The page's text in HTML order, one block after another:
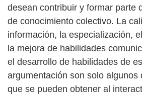
desean contribuir y formar parte
de conocimiento colectivo. La
información, la especialización,
la mejora de habilidades
el desarrollo de habilidades de
argumentación son solo algunos
que se pueden obtener al